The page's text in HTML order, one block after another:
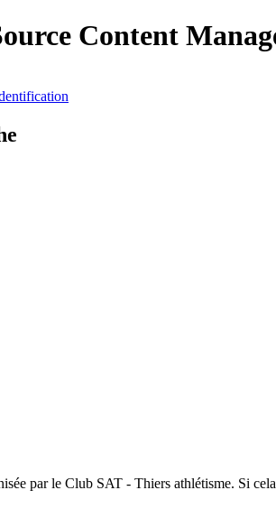
Content
par le Club SAT - Thiers athlétisme. Si